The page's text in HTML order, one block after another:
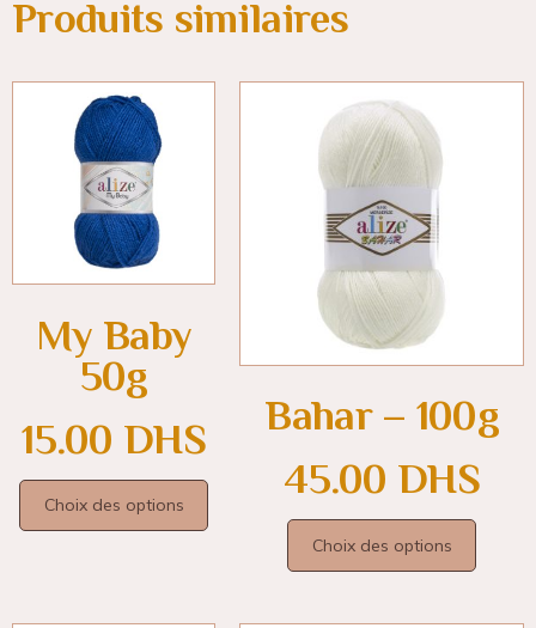
Produits similaires
My Baby
50g
15.00 DHS
Choix des options
Bahar – 100g
45.00 DHS
Choix des options